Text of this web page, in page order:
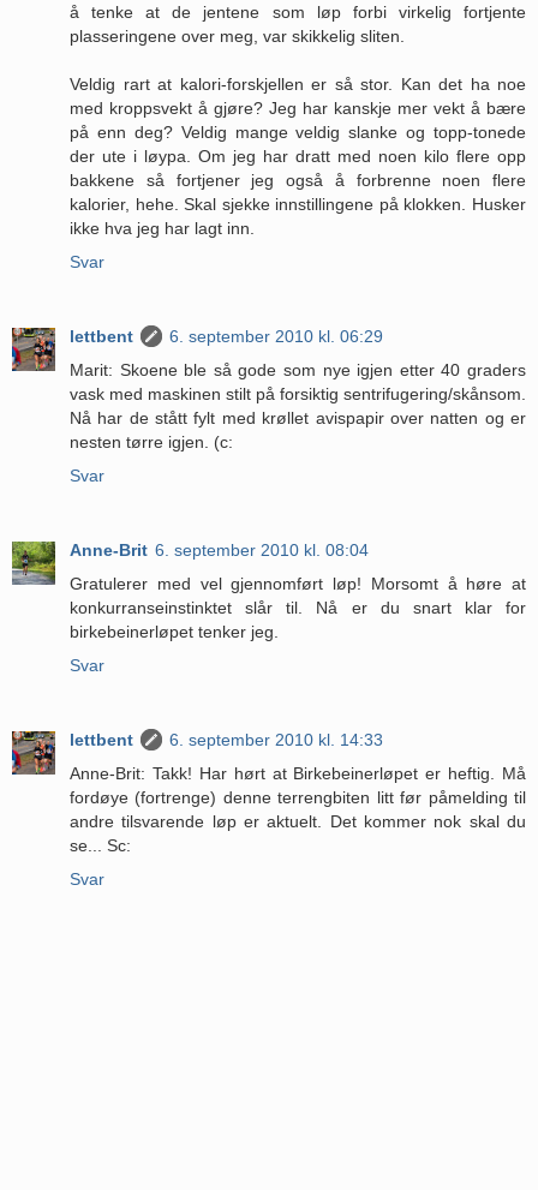
å tenke at de jentene som løp forbi virkelig fortjente
plasseringene over meg, var skikkelig sliten.
Veldig rart at kalori-forskjellen er så stor. Kan det ha noe
med kroppsvekt å gjøre? Jeg har kanskje mer vekt å bære
på enn deg? Veldig mange veldig slanke og topp-tonede
der ute i løypa. Om jeg har dratt med noen kilo flere opp
bakkene så fortjener jeg også å forbrenne noen flere
kalorier, hehe. Skal sjekke innstillingene på klokken. Husker
ikke hva jeg har lagt inn.
Svar
lettbent
6. september 2010 kl. 06:29
Marit: Skoene ble så gode som nye igjen etter 40 graders
vask med maskinen stilt på forsiktig sentrifugering/skånsom.
Nå har de stått fylt med krøllet avispapir over natten og er
nesten tørre igjen. (c:
Svar
Anne-Brit 6. september 2010 kl. 08:04
Gratulerer med vel gjennomført løp! Morsomt å høre at
konkurranseinstinktet slår til. Nå er du snart klar for
birkebeinerløpet tenker jeg.
Svar
lettbent
6. september 2010 kl. 14:33
Anne-Brit: Takk! Har hørt at Birkebeinerløpet er heftig. Må
fordøye (fortrenge) denne terrengbiten litt før påmelding til
andre tilsvarende løp er aktuelt. Det kommer nok skal du
se... Sc:
Svar